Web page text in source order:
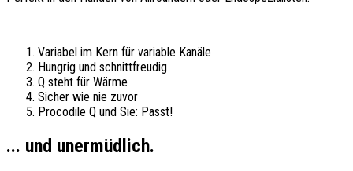
Variabel im Kern für variable Kanäle
Hungrig und schnittfreudig
Q steht für Wärme
Sicher wie nie zuvor
Procodile Q und Sie: Passt!
... und unermüdlich.